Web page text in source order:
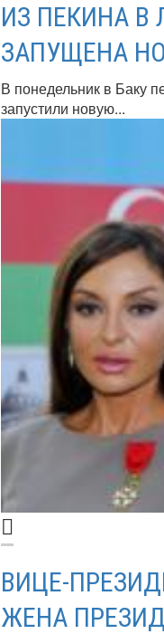
ИЗ ПЕКИНА
ЗАПУЩЕНА
В понедельник в Баку
запустили новую...
ВИЦЕ-
ЖЕНА